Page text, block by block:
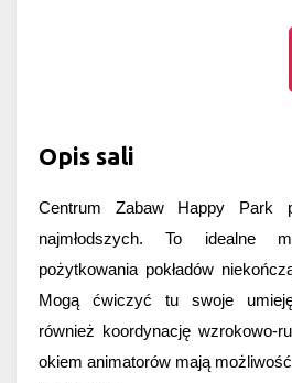
Opis sali
Centrum Zabaw Happy Park
najmłodszych. To idealne
pożytkowania pokładów
Mogą ćwiczyć tu swoje
również koordynację wzrokowo-
okiem animatorów mają